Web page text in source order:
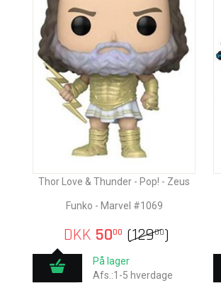
Thor Love & Thunder - Pop! - Zeus
Funko - Marvel #1069
DKK 5000 (12900)
På lager
Afs.:1-5 hverdage